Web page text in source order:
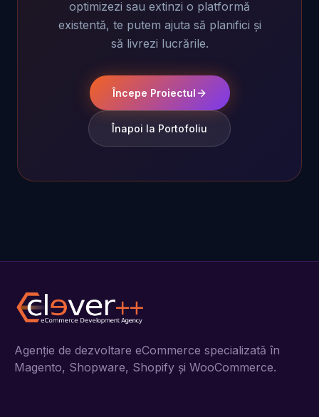
optimizezi sau extinzi o platformă
existentă, te putem ajuta să planifici și
să livrezi lucrările.
Începe Proiectul
Înapoi la Portofoliu
Agenție de dezvoltare eCommerce specializată în
Magento, Shopware, Shopify și WooCommerce.